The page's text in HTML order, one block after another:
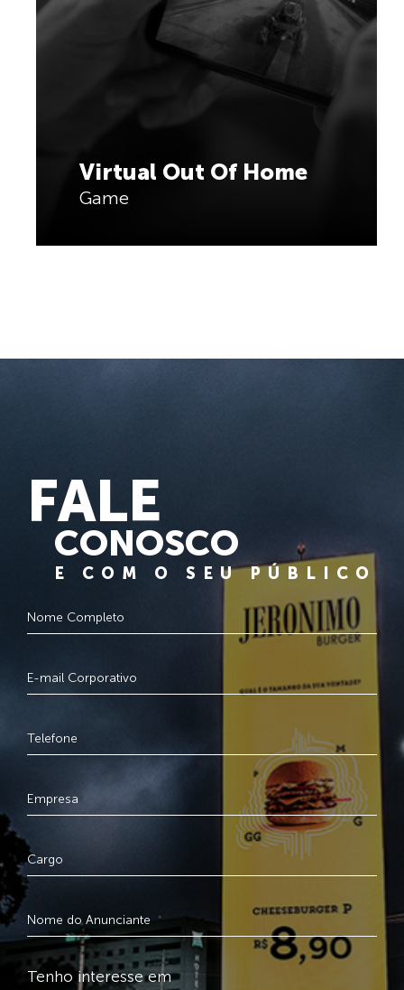
Virtual Out Of Home
Game
FALE
CONOSCO
E COM O SEU PÚBLICO
Tenho interesse em